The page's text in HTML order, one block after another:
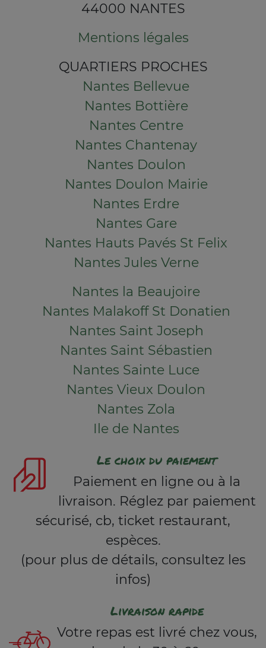
44000 NANTES
Mentions légales
QUARTIERS PROCHES
Nantes Bellevue
Nantes Bottière
Nantes Centre
Nantes Chantenay
Nantes Doulon
Nantes Doulon Mairie
Nantes Erdre
Nantes Gare
Nantes Hauts Pavés St Felix
Nantes Jules Verne
Nantes la Beaujoire
Nantes Malakoff St Donatien
Nantes Saint Joseph
Nantes Saint Sébastien
Nantes Sainte Luce
Nantes Vieux Doulon
Nantes Zola
Ile de Nantes
Le choix du paiement
Paiement en ligne ou à la
livraison. Réglez par paiement
sécurisé, cb, ticket restaurant,
espèces.
(pour plus de détails, consultez les
infos)
Livraison rapide
Votre repas est livré chez vous,